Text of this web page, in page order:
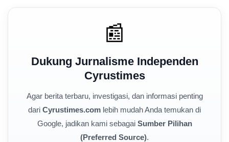
📰
Dukung Jurnalisme Independen
Cyrustimes
Agar berita terbaru, investigasi, dan informasi penting
dari Cyrustimes.com lebih mudah Anda temukan di
Google, jadikan kami sebagai Sumber Pilihan
(Preferred Source).